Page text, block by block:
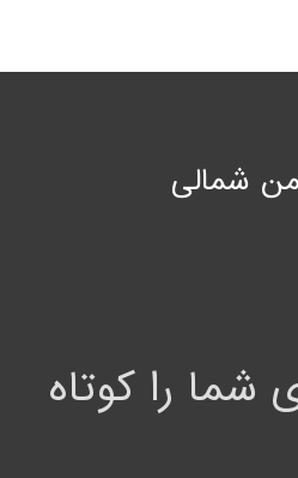
شما را کوتاه